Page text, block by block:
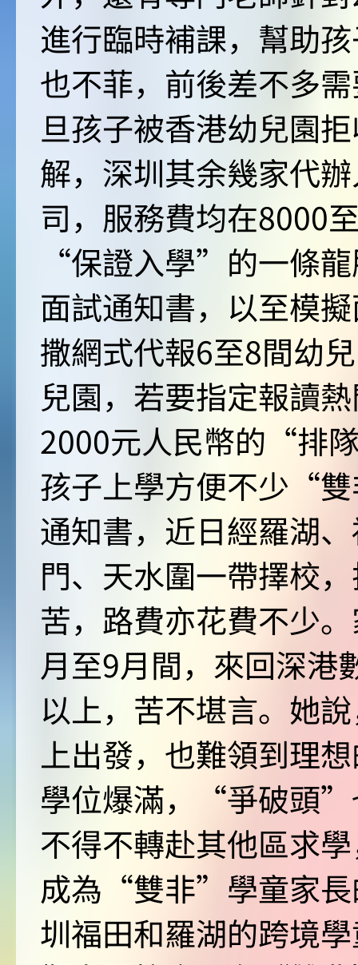
進行臨時補課，幫助
也不菲，前後差不多
旦孩子被香港幼兒園
解，深圳其余幾家代
司，服務費均在8000
“保證入學”的一條
面試通知書，以至模
撒網式代報6至8間幼
兒園，若要指定報讀
2000元人民幣的“排
孩子上學方便不少“
通知書，近日經羅湖
門、天水圍一帶擇校
苦，路費亦花費不少
月至9月間，來回深港
以上，苦不堪言。她
上出發，也難領到理
學位爆滿，“爭破頭
不得不轉赴其他區求
成為“雙非”學童家長
圳福田和羅湖的跨境